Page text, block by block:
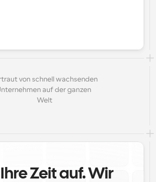
von schnell wachsenden
auf der ganzen
Welt
Ihre Zeit auf. Wir